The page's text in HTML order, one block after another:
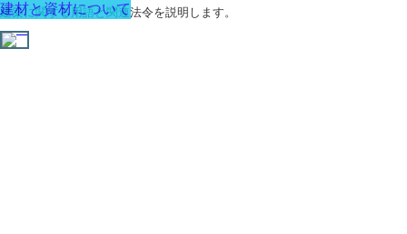
建築に関する用語と関連法令を説明します。
建材と資材について